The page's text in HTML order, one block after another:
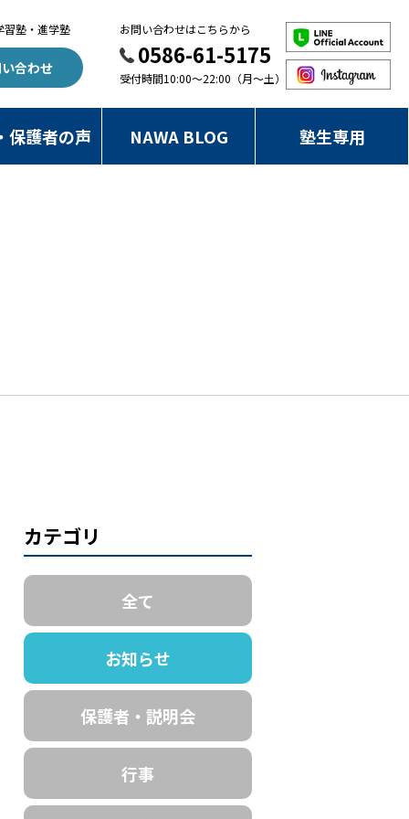
習塾・進学塾
合わせ
お問い合わせはこちらから
0586-61-5175
受付時間10:00～22:00（月～土）
保護者の声 NAWA BLOG 塾生専用
カテゴリ
全て
お知らせ
保護者・説明会
行事